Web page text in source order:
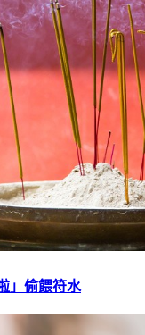
」偷餵符水